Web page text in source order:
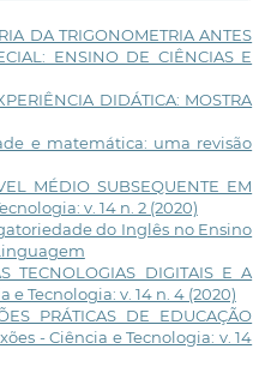
DA TRIGONOMETRIA ANTES
ENSINO DE CIÊNCIAS E
DIDÁTICA: MOSTRA
e matemática: uma revisão
MÉDIO SUBSEQUENTE EM
v. 14 n. 2 (2020)
do Inglês no Ensino
TECNOLOGIAS DIGITAIS E A
e Tecnologia: v. 14 n. 4 (2020)
PRÁTICAS DE EDUCAÇÃO
- Ciência e Tecnologia: v. 14